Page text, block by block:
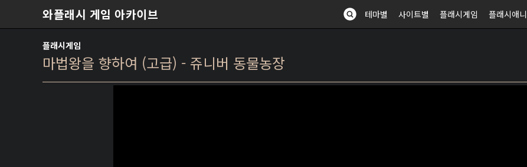
와플래시 게임 아카이브 테마별 사이트별 플래시게임 플래시애니
플래시게임
마법왕을 향하여 (고급) - 쥬니버 동물농장